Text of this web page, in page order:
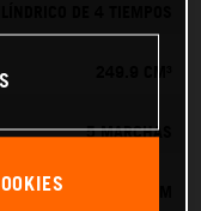
5 MARCHAS
TOBERA DE 44 MM